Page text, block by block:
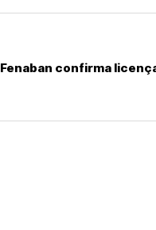
Fenaban confirma